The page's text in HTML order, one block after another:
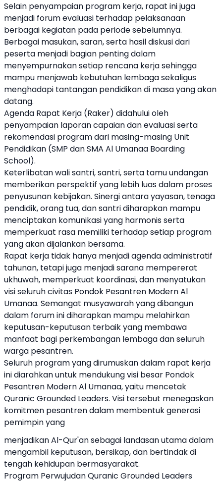
Selain penyampaian program kerja, rapat ini juga
menjadi forum evaluasi terhadap pelaksanaan
berbagai kegiatan pada periode sebelumnya.
Berbagai masukan, saran, serta hasil diskusi dari
peserta menjadi bagian penting dalam
menyempurnakan setiap rencana kerja sehingga
mampu menjawab kebutuhan lembaga sekaligus
menghadapi tantangan pendidikan di masa yang akan
datang.
Agenda Rapat Kerja (Raker) didahului oleh
penyampaian laporan capaian dan evaluasi serta
rekomendasi program dari masing-masing Unit
Pendidikan (SMP dan SMA Al Umanaa Boarding
School).
Keterlibatan wali santri, santri, serta tamu undangan
memberikan perspektif yang lebih luas dalam proses
penyusunan kebijakan. Sinergi antara yayasan, tenaga
pendidik, orang tua, dan santri diharapkan mampu
menciptakan komunikasi yang harmonis serta
memperkuat rasa memiliki terhadap setiap program
yang akan dijalankan bersama.
Rapat kerja tidak hanya menjadi agenda administratif
tahunan, tetapi juga menjadi sarana mempererat
ukhuwah, memperkuat koordinasi, dan menyatukan
visi seluruh civitas Pondok Pesantren Modern Al
Umanaa. Semangat musyawarah yang dibangun
dalam forum ini diharapkan mampu melahirkan
keputusan-keputusan terbaik yang membawa
manfaat bagi perkembangan lembaga dan seluruh
warga pesantren.
Seluruh program yang dirumuskan dalam rapat kerja
ini diarahkan untuk mendukung visi besar Pondok
Pesantren Modern Al Umanaa, yaitu mencetak
Quranic Grounded Leaders. Visi tersebut menegaskan
komitmen pesantren dalam membentuk generasi
pemimpin yang
menjadikan Al-Qur'an sebagai landasan utama dalam
mengambil keputusan, bersikap, dan bertindak di
tengah kehidupan bermasyarakat.
Program Perwujudan Quranic Grounded Leaders